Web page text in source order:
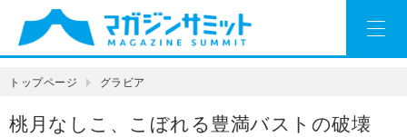
トップページ グラビア
桃月なしこ、こぼれる豊満バストの破壊